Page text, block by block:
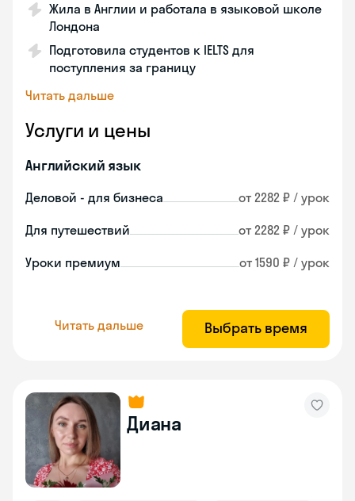
Жила в Англии и работала в языковой школе
Лондона
Подготовила студентов к IELTS для
поступления за границу
Читать дальше
Услуги и цены
Английский язык
Деловой - для бизнеса от 2282 ₽ / урок
Для путешествий от 2282 ₽ / урок
Уроки премиум от 1590 ₽ / урок
Читать дальше Выбрать время
Диана